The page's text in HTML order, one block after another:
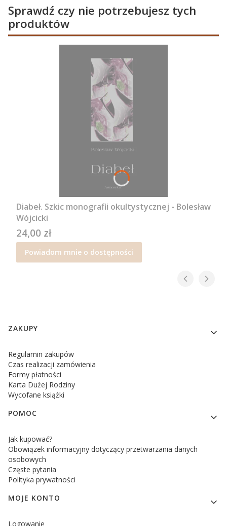
Sprawdź czy nie potrzebujesz tych
produktów
Diabeł. Szkic monografii okultystycznej - Bolesław
Wójcicki
Cena
24,00 zł
Powiadom mnie o dostępności
Linki w stopce
ZAKUPY
Regulamin zakupów
Czas realizacji zamówienia
Formy płatności
Karta Dużej Rodziny
Wycofane książki
POMOC
Jak kupować?
Obowiązek informacyjny dotyczący przetwarzania danych
osobowych
Częste pytania
Polityka prywatności
MOJE KONTO
Logowanie